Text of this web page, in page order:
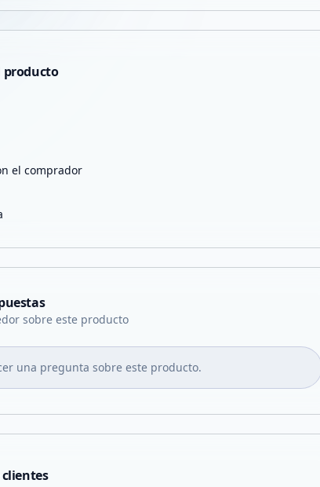
producto
el comprador
sobre este producto
una pregunta sobre este producto.